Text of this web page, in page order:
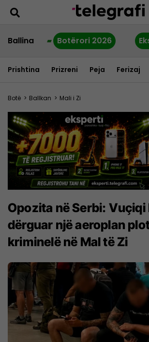
Ballina Botërori 2026
Prishtina Prizreni Peja Ferizaj
Botë > Ballkan > Mali i Zi
Opozita në Serbi: Vuçiqi
dërguar një aeroplan
kriminelë në Mal të Zi